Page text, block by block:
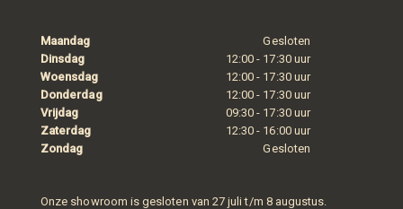
Maandag
Gesloten
Dinsdag
12:00 - 17:30 uur
Woensdag
12:00 - 17:30 uur
Donderdag
12:00 - 17:30 uur
Vrijdag
09:30 - 17:30 uur
Zaterdag
12:30 - 16:00 uur
Zondag
Gesloten
Onze showroom is gesloten van 27 juli t/m 8 augustus.